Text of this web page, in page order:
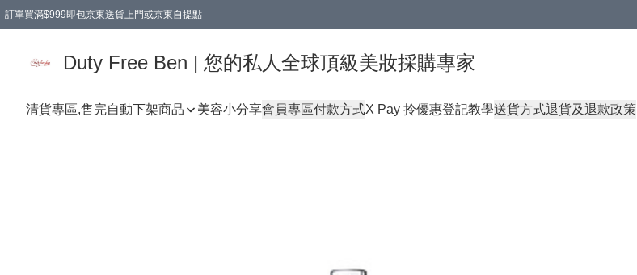
訂單買滿$999即包京東送貨上門或京東自提點
Duty Free Ben | 您的私人全球頂級美妝採購專家
清貨專區,售完自動下架商品 美容小分享會員專區付款方式X Pay 拎優惠登記教學送貨方式退貨及退款政策